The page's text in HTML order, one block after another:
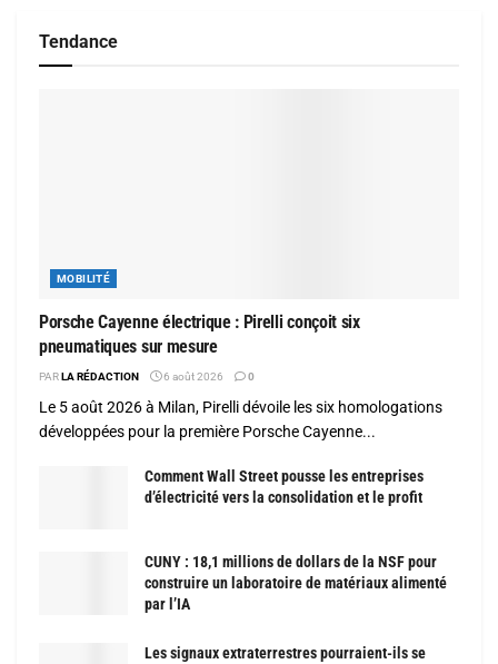
Tendance
MOBILITÉ
Porsche Cayenne électrique : Pirelli conçoit six
pneumatiques sur mesure
PARLA RÉDACTION 6 août 2026 0
Le 5 août 2026 à Milan, Pirelli dévoile les six homologations
développées pour la première Porsche Cayenne...
Comment Wall Street pousse les entreprises
d’électricité vers la consolidation et le profit
CUNY : 18,1 millions de dollars de la NSF pour
construire un laboratoire de matériaux alimenté
par l’IA
Les signaux extraterrestres pourraient-ils se